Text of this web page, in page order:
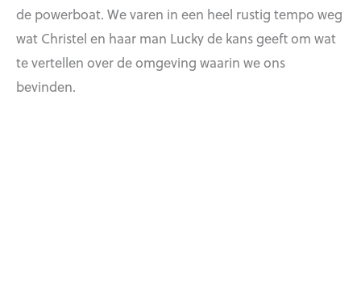
de powerboat. We varen in een heel rustig tempo weg
wat Christel en haar man Lucky de kans geeft om wat
te vertellen over de omgeving waarin we ons
bevinden.